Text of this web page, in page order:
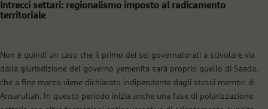
Intrecci settari: regionalismo imposto al radicamento
territoriale
Non è quindi un caso che il primo dei sei governatorati a scivolare via
dalla giurisdizione del governo yemenita sarà proprio quello di Saada,
che a fine marzo viene dichiarato indipendente dagli stessi membri di
Ansarullah. In questo periodo inizia anche una fase di polarizzazione